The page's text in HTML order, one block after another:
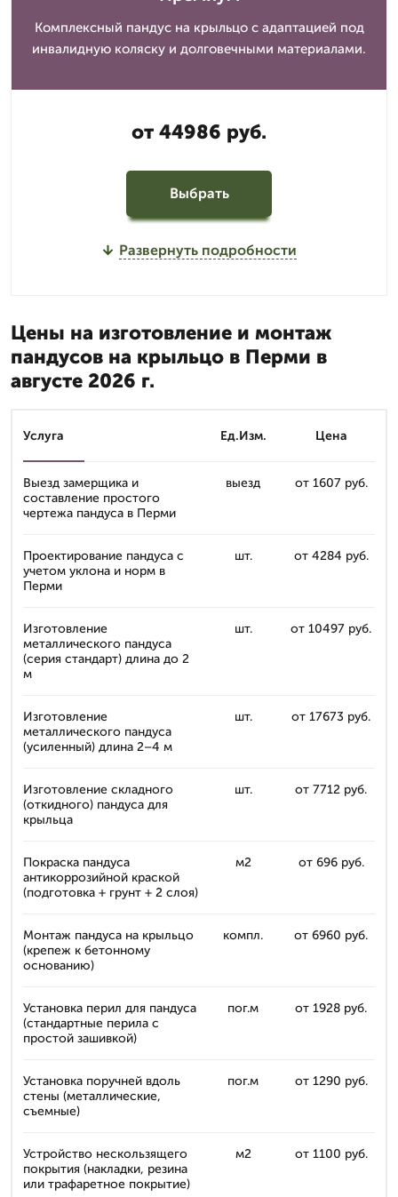
Комплексный пандус на крыльцо с адаптацией под
инвалидную коляску и долговечными материалами.
от 44986 руб.
Выбрать
Развернуть подробности
Цены на изготовление и монтаж
пандусов на крыльцо в Перми в
августе 2026 г.
Услуга Ед.Изм. Цена
Выезд замерщика и
составление простого
чертежа пандуса в Перми
выезд от 1607 руб.
Проектирование пандуса с
учетом уклона и норм в
Перми
шт. от 4284 руб.
Изготовление
металлического пандуса
(серия стандарт) длина до 2
м
шт. от 10497 руб.
Изготовление
металлического пандуса
(усиленный) длина 2–4 м
шт. от 17673 руб.
Изготовление складного
(откидного) пандуса для
крыльца
шт. от 7712 руб.
Покраска пандуса
антикоррозийной краской
(подготовка + грунт + 2 слоя)
м2 от 696 руб.
Монтаж пандуса на крыльцо
(крепеж к бетонному
основанию)
компл. от 6960 руб.
Установка перил для пандуса
(стандартные перила с
простой зашивкой)
пог.м от 1928 руб.
Установка поручней вдоль
стены (металлические,
съемные)
пог.м от 1290 руб.
Устройство нескользящего
покрытия (накладки, резина
или трафаретное покрытие)
м2 от 1100 руб.